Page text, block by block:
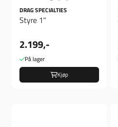
DRAG SPECIALTIES
Styre 1"
2.199,-
På lager
Kjøp